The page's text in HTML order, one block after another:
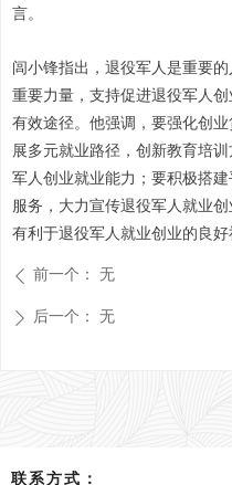
言。
闾小锋指出，退役军人是重要
重要力量，支持促进退役军人
有效途径。他强调，要强化创
展多元就业路径，创新教育培
军人创业就业能力；要积极搭
服务，大力宣传退役军人就业
有利于退役军人就业创业的良好
ꄴ 前一个： 无
ꄲ 后一个： 无
联系方式：